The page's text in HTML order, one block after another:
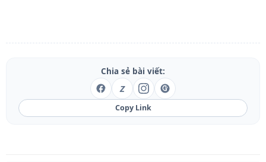
Chia sẻ bài viết:
Z
Copy Link